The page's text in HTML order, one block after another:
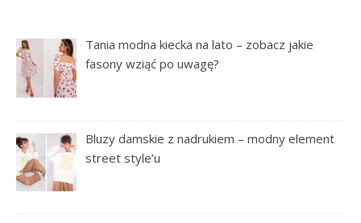
Tania modna kiecka na lato – zobacz jakie
fasony wziąć po uwagę?
Bluzy damskie z nadrukiem – modny element
street style’u